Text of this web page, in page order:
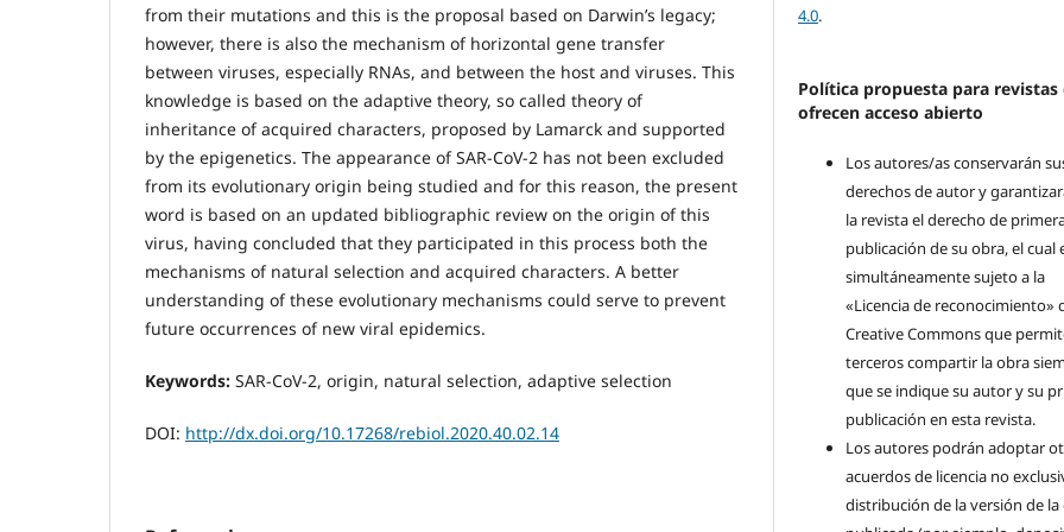
from their mutations and this is the proposal based on Darwin’s legacy;
however, there is also the mechanism of horizontal gene transfer
between viruses, especially RNAs, and between the host and viruses. This
knowledge is based on the adaptive theory, so called theory of
inheritance of acquired characters, proposed by Lamarck and supported
by the epigenetics. The appearance of SAR-CoV-2 has not been excluded
from its evolutionary origin being studied and for this reason, the present
word is based on an updated bibliographic review on the origin of this
virus, having concluded that they participated in this process both the
mechanisms of natural selection and acquired characters. A better
understanding of these evolutionary mechanisms could serve to prevent
future occurrences of new viral epidemics.
Keywords: SAR-CoV-2, origin, natural selection, adaptive selection
DOI: http://dx.doi.org/10.17268/rebiol.2020.40.02.14
4.0.
Política propuesta para revistas
ofrecen acceso abierto
Los autores/as conservarán
derechos de autor y
la revista el derecho de
publicación de su obra, el cual
simultáneamente sujeto a la
«Licencia de reconocimiento»
Creative Commons que
terceros compartir la obra
que se indique su autor y su
publicación en esta revista.
Los autores podrán adoptar
acuerdos de licencia no
distribución de la versión de la